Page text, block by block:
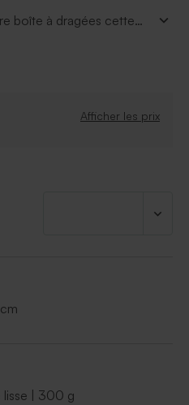
boîte à dragées cette
de votre enfant et
vendu avec ruban
Afficher les prix
lisse | 300 g